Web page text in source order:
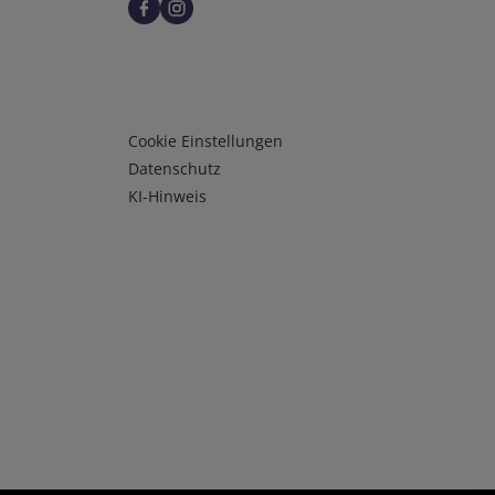
Infos 3
Cookie Einstellungen
Datenschutz
KI-Hinweis